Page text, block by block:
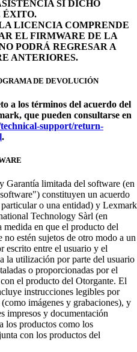
SI DICHO
ÉXITO.
LICENCIA COMPRENDE
EL FIRMWARE DE LA
PODRÁ REGRESAR A
ANTERIORES.
DE DEVOLUCIÓN
a los términos del acuerdo del
que pueden consultarse en
support/return-
.
Garantía limitada del software (en
constituyen un acuerdo
o una entidad) y Lexmark
Technology Sàrl (en
en que el producto del
estén sujetos de otro modo a un
escrito entre el usuario y el
la utilización por parte del usuario
o proporcionadas por el
el producto del Otorgante. El
instrucciones legibles por
imágenes y grabaciones), y
impresos y documentación
los productos como los
con los productos del